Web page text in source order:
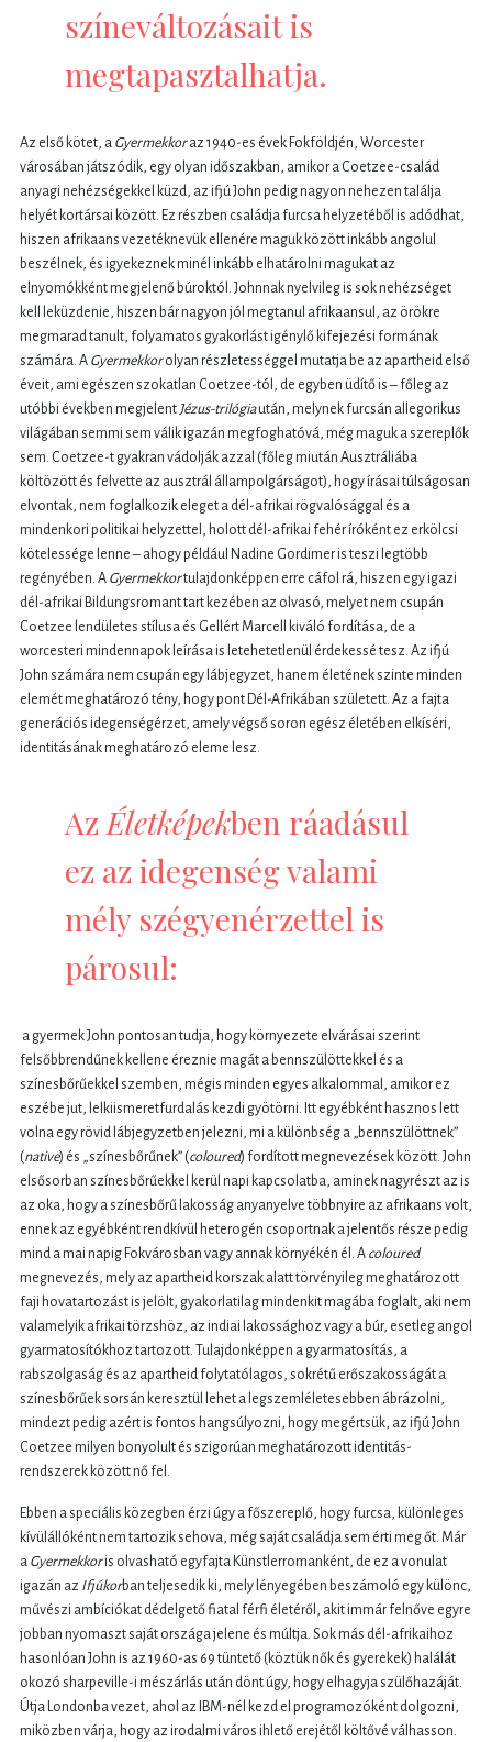
színeváltozásait is
megtapasztalhatja.
Az első kötet, a Gyermekkoraz 1940-es évek Fokföldjén, Worcester
városában játszódik, egy olyan időszakban, amikor a Coetzee-család
anyagi nehézségekkel küzd, az ifjú John pedig nagyon nehezen találja
helyét kortársai között. Ez részben családja furcsa helyzetéből is adódhat,
hiszen afrikaans vezetéknevük ellenére maguk között inkább angolul
beszélnek, és igyekeznek minél inkább elhatárolni magukat az
elnyomókként megjelenő búroktól. Johnnak nyelvileg is sok nehézséget
kell leküzdenie, hiszen bár nagyon jól megtanul afrikaansul, az örökre
megmarad tanult, folyamatos gyakorlást igénylő kifejezési formának
számára. A Gyermekkorolyan részletességgel mutatja be az apartheid első
éveit, ami egészen szokatlan Coetzee-tól, de egyben üdítő is – főleg az
utóbbi években megjelent Jézus-trilógiaután, melynek furcsán allegorikus
világában semmi sem válik igazán megfoghatóvá, még maguk a szereplők
sem. Coetzee-t gyakran vádolják azzal (főleg miután Ausztráliába
költözött és felvette az ausztrál állampolgárságot), hogy írásai túlságosan
elvontak, nem foglalkozik eleget a dél-afrikai rögvalósággal és a
mindenkori politikai helyzettel, holott dél-afrikai fehér íróként ez erkölcsi
kötelessége lenne – ahogy például Nadine Gordimer is teszi legtöbb
regényében. A Gyermekkortulajdonképpen erre cáfol rá, hiszen egy igazi
dél-afrikai Bildungsromant tart kezében az olvasó, melyet nem csupán
Coetzee lendületes stílusa és Gellért Marcell kiváló fordítása, de a
worcesteri mindennapok leírása is letehetetlenül érdekessé tesz. Az ifjú
John számára nem csupán egy lábjegyzet, hanem életének szinte minden
elemét meghatározó tény, hogy pont Dél-Afrikában született. Az a fajta
generációs idegenségérzet, amely végső soron egész életében elkíséri,
identitásának meghatározó eleme lesz.
Az Életképekben ráadásul
ez az idegenség valami
mély szégyenérzettel is
párosul:
a gyermek John pontosan tudja, hogy környezete elvárásai szerint
felsőbbrendűnek kellene éreznie magát a bennszülöttekkel és a
színesbőrűekkel szemben, mégis minden egyes alkalommal, amikor ez
eszébe jut, lelkiismeretfurdalás kezdi gyötörni. Itt egyébként hasznos lett
volna egy rövid lábjegyzetben jelezni, mi a különbség a „bennszülöttnek”
(native) és „színesbőrűnek” (coloured) fordított megnevezések között. John
elsősorban színesbőrűekkel kerül napi kapcsolatba, aminek nagyrészt az is
az oka, hogy a színesbőrű lakosság anyanyelve többnyire az afrikaans volt,
ennek az egyébként rendkívül heterogén csoportnak a jelentős része pedig
mind a mai napig Fokvárosban vagy annak környékén él. A coloured
megnevezés, mely az apartheid korszak alatt törvényileg meghatározott
faji hovatartozást is jelölt, gyakorlatilag mindenkit magába foglalt, aki nem
valamelyik afrikai törzshöz, az indiai lakossághoz vagy a búr, esetleg angol
gyarmatosítókhoz tartozott. Tulajdonképpen a gyarmatosítás, a
rabszolgaság és az apartheid folytatólagos, sokrétű erőszakosságát a
színesbőrűek sorsán keresztül lehet a legszemléletesebben ábrázolni,
mindezt pedig azért is fontos hangsúlyozni, hogy megértsük, az ifjú John
Coetzee milyen bonyolult és szigorúan meghatározott identitás-
rendszerek között nő fel.
Ebben a speciális közegben érzi úgy a főszereplő, hogy furcsa, különleges
kívülállóként nem tartozik sehova, még saját családja sem érti meg őt. Már
a Gyermekkoris olvasható egyfajta Künstlerromanként, de ez a vonulat
igazán az Ifjúkorban teljesedik ki, mely lényegében beszámoló egy különc,
művészi ambíciókat dédelgető fiatal férfi életéről, akit immár felnőve egyre
jobban nyomaszt saját országa jelene és múltja. Sok más dél-afrikaihoz
hasonlóan John is az 1960-as 69 tüntető (köztük nők és gyerekek) halálát
okozó sharpeville-i mészárlás után dönt úgy, hogy elhagyja szülőhazáját.
Útja Londonba vezet, ahol az IBM-nél kezd el programozóként dolgozni,
miközben várja, hogy az irodalmi város ihlető erejétől költővé válhasson.